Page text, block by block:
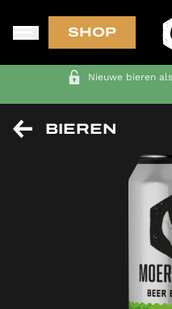
SHOP
GRATIS VERZENDING in
BIEREN